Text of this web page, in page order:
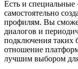
Есть и
самостоятельно
профилям. Вы
диалогов и
подключения таких
отношение
лучшим выбором